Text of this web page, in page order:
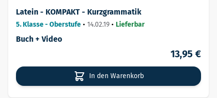
Latein - KOMPAKT - Kurzgrammatik
5. Klasse - Oberstufe • 14.02.19 • Lieferbar
Buch + Video
13,95 €
In den Warenkorb